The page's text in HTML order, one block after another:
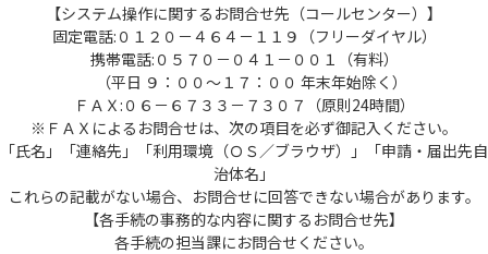
【システム操作に関するお問合せ先（コールセンター）】
固定電話:０１２０－４６４－１１９（フリーダイヤル）
携帯電話:０５７０－０４１－００１（有料）
（平日 ９：００～１７：００ 年末年始除く）
ＦＡＸ:０６－６７３３－７３０７（原則24時間）
※ＦＡＸによるお問合せは、次の項目を必ず御記入ください。
「氏名」「連絡先」「利用環境（ＯＳ／ブラウザ）」「申請・届出先自
治体名」
これらの記載がない場合、お問合せに回答できない場合があります。
【各手続の事務的な内容に関するお問合せ先】
各手続の担当課にお問合せください。